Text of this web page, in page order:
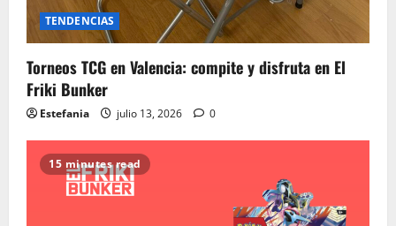
TENDENCIAS
Torneos TCG en Valencia: compite y disfruta en El
Friki Bunker
Estefania julio 13, 2026 0
15 minutes read